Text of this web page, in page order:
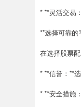
* **灵活交易
**选择可靠的
在选择股票
* **信誉：**
* **安全措施